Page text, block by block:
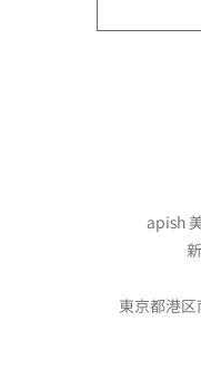
apish
東京都港